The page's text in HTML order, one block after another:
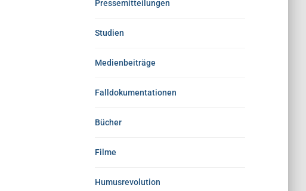
Pressemitteilungen
Studien
Medienbeiträge
Falldokumentationen
Bücher
Filme
Humusrevolution